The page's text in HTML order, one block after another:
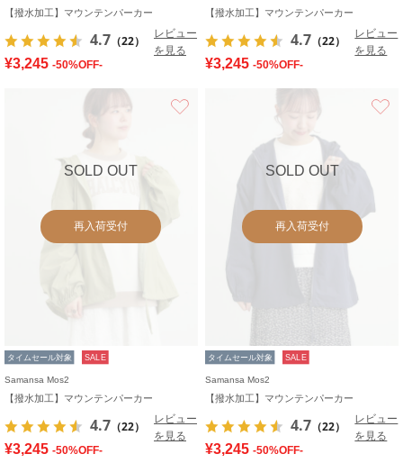
【撥水加工】マウンテンパーカー
4.7 （22）
レビュー
を見る
¥3,245 -50%OFF-
【撥水加工】マウンテンパーカー
4.7 （22）
レビュー
を見る
¥3,245 -50%OFF-
SOLD OUT
再入荷受付
タイムセール対象 SALE
Samansa Mos2
【撥水加工】マウンテンパーカー
4.7 （22）
レビュー
を見る
¥3,245 -50%OFF-
SOLD OUT
再入荷受付
タイムセール対象 SALE
Samansa Mos2
【撥水加工】マウンテンパーカー
4.7 （22）
レビュー
を見る
¥3,245 -50%OFF-